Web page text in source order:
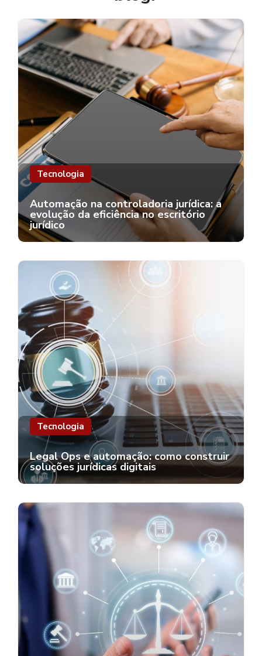
Tecnologia
Automação na controladoria jurídica: a
evolução da eficiência no escritório
jurídico
Tecnologia
Legal Ops e automação: como construir
soluções jurídicas digitais